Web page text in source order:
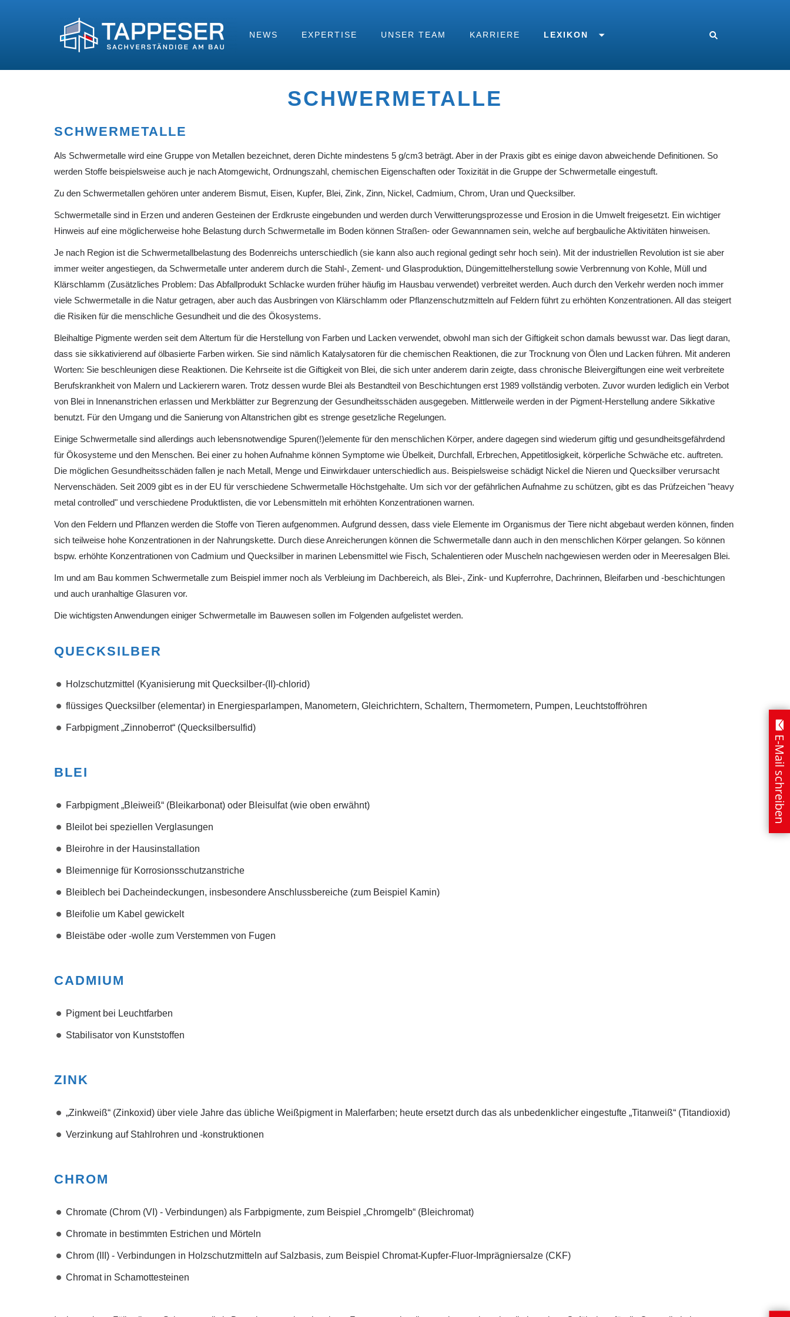
NEWS EXPERTISE UNSER TEAM KARRIERE LEXIKON
SCHWERMETALLE
SCHWERMETALLE
Als Schwermetalle wird eine Gruppe von Metallen bezeichnet, deren Dichte mindestens 5 g/cm3 beträgt. Aber in der Praxis gibt es einige davon abweichende Definitionen. So
werden Stoffe beispielsweise auch je nach Atomgewicht, Ordnungszahl, chemischen Eigenschaften oder Toxizität in die Gruppe der Schwermetalle eingestuft.
Zu den Schwermetallen gehören unter anderem Bismut, Eisen, Kupfer, Blei, Zink, Zinn, Nickel, Cadmium, Chrom, Uran und Quecksilber.
Schwermetalle sind in Erzen und anderen Gesteinen der Erdkruste eingebunden und werden durch Verwitterungsprozesse und Erosion in die Umwelt freigesetzt. Ein wichtiger
Hinweis auf eine möglicherweise hohe Belastung durch Schwermetalle im Boden können Straßen- oder Gewannnamen sein, welche auf bergbauliche Aktivitäten hinweisen.
Je nach Region ist die Schwermetallbelastung des Bodenreichs unterschiedlich (sie kann also auch regional gedingt sehr hoch sein). Mit der industriellen Revolution ist sie aber
immer weiter angestiegen, da Schwermetalle unter anderem durch die Stahl-, Zement- und Glasproduktion, Düngemittelherstellung sowie Verbrennung von Kohle, Müll und
Klärschlamm (Zusätzliches Problem: Das Abfallprodukt Schlacke wurden früher häufig im Hausbau verwendet) verbreitet werden. Auch durch den Verkehr werden noch immer
viele Schwermetalle in die Natur getragen, aber auch das Ausbringen von Klärschlamm oder Pflanzenschutzmitteln auf Feldern führt zu erhöhten Konzentrationen. All das steigert
die Risiken für die menschliche Gesundheit und die des Ökosystems.
Bleihaltige Pigmente werden seit dem Altertum für die Herstellung von Farben und Lacken verwendet, obwohl man sich der Giftigkeit schon damals bewusst war. Das liegt daran,
dass sie sikkativierend auf ölbasierte Farben wirken. Sie sind nämlich Katalysatoren für die chemischen Reaktionen, die zur Trocknung von Ölen und Lacken führen. Mit anderen
Worten: Sie beschleunigen diese Reaktionen. Die Kehrseite ist die Giftigkeit von Blei, die sich unter anderem darin zeigte, dass chronische Bleivergiftungen eine weit verbreitete
Berufskrankheit von Malern und Lackierern waren. Trotz dessen wurde Blei als Bestandteil von Beschichtungen erst 1989 vollständig verboten. Zuvor wurden lediglich ein Verbot
von Blei in Innenanstrichen erlassen und Merkblätter zur Begrenzung der Gesundheitsschäden ausgegeben. Mittlerweile werden in der Pigment-Herstellung andere Sikkative
benutzt. Für den Umgang und die Sanierung von Altanstrichen gibt es strenge gesetzliche Regelungen.
Einige Schwermetalle sind allerdings auch lebensnotwendige Spuren(!)elemente für den menschlichen Körper, andere dagegen sind wiederum giftig und gesundheitsgefährdend
für Ökosysteme und den Menschen. Bei einer zu hohen Aufnahme können Symptome wie Übelkeit, Durchfall, Erbrechen, Appetitlosigkeit, körperliche Schwäche etc. auftreten.
Die möglichen Gesundheitsschäden fallen je nach Metall, Menge und Einwirkdauer unterschiedlich aus. Beispielsweise schädigt Nickel die Nieren und Quecksilber verursacht
Nervenschäden. Seit 2009 gibt es in der EU für verschiedene Schwermetalle Höchstgehalte. Um sich vor der gefährlichen Aufnahme zu schützen, gibt es das Prüfzeichen "heavy
metal controlled" und verschiedene Produktlisten, die vor Lebensmitteln mit erhöhten Konzentrationen warnen.
Von den Feldern und Pflanzen werden die Stoffe von Tieren aufgenommen. Aufgrund dessen, dass viele Elemente im Organismus der Tiere nicht abgebaut werden können, finden
sich teilweise hohe Konzentrationen in der Nahrungskette. Durch diese Anreicherungen können die Schwermetalle dann auch in den menschlichen Körper gelangen. So können
bspw. erhöhte Konzentrationen von Cadmium und Quecksilber in marinen Lebensmittel wie Fisch, Schalentieren oder Muscheln nachgewiesen werden oder in Meeresalgen Blei.
Im und am Bau kommen Schwermetalle zum Beispiel immer noch als Verbleiung im Dachbereich, als Blei-, Zink- und Kupferrohre, Dachrinnen, Bleifarben und -beschichtungen
und auch uranhaltige Glasuren vor.
Die wichtigsten Anwendungen einiger Schwermetalle im Bauwesen sollen im Folgenden aufgelistet werden.
QUECKSILBER
Holzschutzmittel (Kyanisierung mit Quecksilber-(II)-chlorid)
flüssiges Quecksilber (elementar) in Energiesparlampen, Manometern, Gleichrichtern, Schaltern, Thermometern, Pumpen, Leuchtstoffröhren
Farbpigment „Zinnoberrot“ (Quecksilbersulfid)
BLEI
Farbpigment „Bleiweiß“ (Bleikarbonat) oder Bleisulfat (wie oben erwähnt)
Bleilot bei speziellen Verglasungen
Bleirohre in der Hausinstallation
Bleimennige für Korrosionsschutzanstriche
Bleiblech bei Dacheindeckungen, insbesondere Anschlussbereiche (zum Beispiel Kamin)
Bleifolie um Kabel gewickelt
Bleistäbe oder -wolle zum Verstemmen von Fugen
CADMIUM
Pigment bei Leuchtfarben
Stabilisator von Kunststoffen
ZINK
„Zinkweiß“ (Zinkoxid) über viele Jahre das übliche Weißpigment in Malerfarben; heute ersetzt durch das als unbedenklicher eingestufte „Titanweiß“ (Titandioxid)
Verzinkung auf Stahlrohren und -konstruktionen
CHROM
Chromate (Chrom (VI) - Verbindungen) als Farbpigmente, zum Beispiel „Chromgelb“ (Bleichromat)
Chromate in bestimmten Estrichen und Mörteln
Chrom (III) - Verbindungen in Holzschutzmitteln auf Salzbasis, zum Beispiel Chromat-Kupfer-Fluor-Imprägniersalze (CKF)
Chromat in Schamottesteinen
E-Mail schreiben